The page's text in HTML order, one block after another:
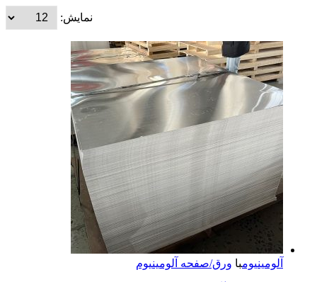
نمایش:
آلومینیومبا ورق/صفحه آلومینیوم